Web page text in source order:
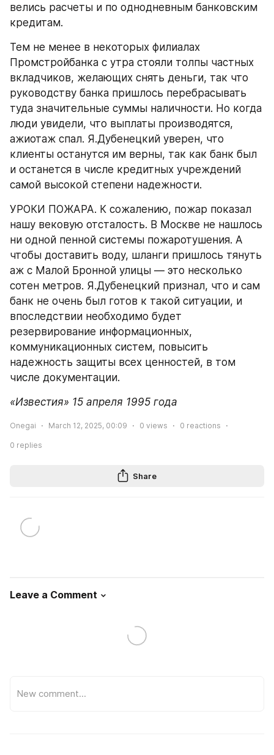
велись расчеты и по однодневным банковским
кредитам.
Тем не менее в некоторых филиалах
Промстройбанка с утра стояли толпы частных
вкладчиков, желающих снять деньги, так что
руководству банка пришлось перебрасывать
туда значительные суммы наличности. Но когда
люди увидели, что выплаты производятся,
ажиотаж спал. Я.Дубенецкий уверен, что
клиенты останутся им верны, так как банк был
и останется в числе кредитных учреждений
самой высокой степени надежности.
УРОКИ ПОЖАРА. К сожалению, пожар показал
нашу вековую отсталость. В Москве не нашлось
ни одной пенной системы пожаротушения. А
чтобы доставить воду, шланги пришлось тянуть
аж с Малой Бронной улицы — это несколько
сотен метров. Я.Дубенецкий признал, что и сам
банк не очень был готов к такой ситуации, и
впоследствии необходимо будет
резервирование информационных,
коммуникационных систем, повысить
надежность защиты всех ценностей, в том
числе документации.
«Известия» 15 апреля 1995 года
Onegai March 12, 2025, 00:09 0 views 0 reactions
0 replies
Share
Leave a Comment